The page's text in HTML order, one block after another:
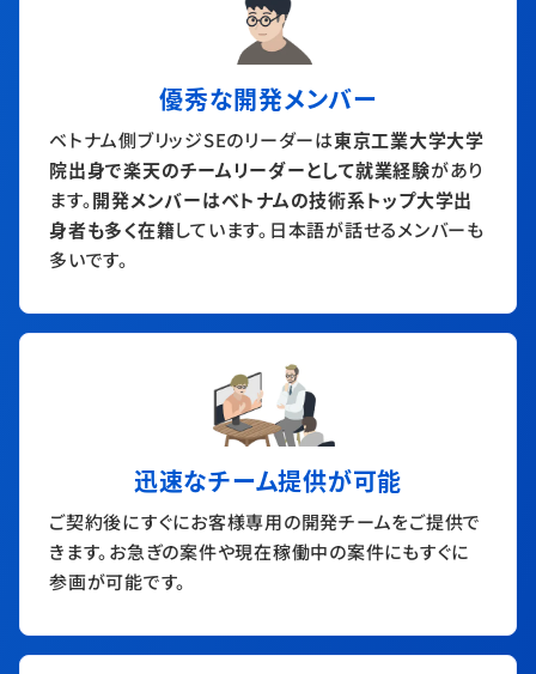
優秀な開発メンバー
ベトナム側ブリッジSEのリーダーは東京工業大学大学
院出身で楽天のチームリーダーとして就業経験があり
ます。開発メンバーはベトナムの技術系トップ大学出
身者も多く在籍しています。日本語が話せるメンバーも
多いです。
迅速なチーム提供が可能
ご契約後にすぐにお客様専用の開発チームをご提供で
きます。お急ぎの案件や現在稼働中の案件にもすぐに
参画が可能です。